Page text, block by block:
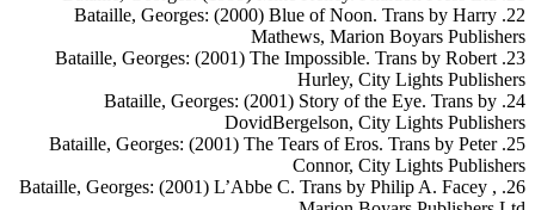
22. Bataille, Georges: (2000) Blue of Noon. Trans by Harry
Mathews, Marion Boyars Publishers
23. Bataille, Georges: (2001) The Impossible. Trans by Robert
Hurley, City Lights Publishers
24. Bataille, Georges: (2001) Story of the Eye. Trans by
DovidBergelson, City Lights Publishers
25. Bataille, Georges: (2001) The Tears of Eros. Trans by Peter
Connor, City Lights Publishers
26. Bataille, Georges: (2001) L’Abbe C. Trans by Philip A. Facey ,